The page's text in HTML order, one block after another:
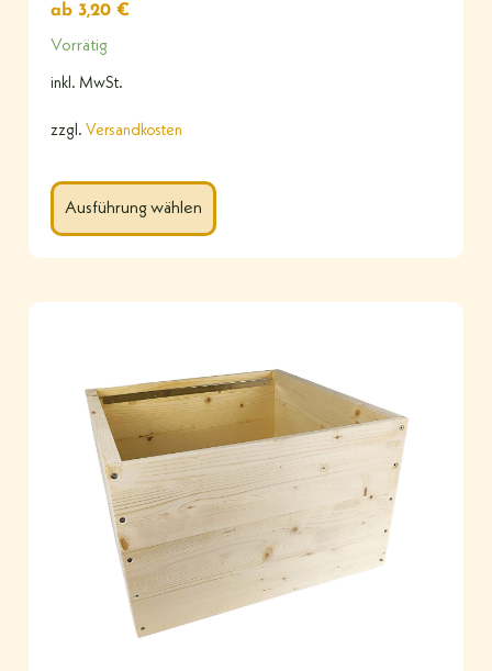
ab 3,20 €
Vorrätig
inkl. MwSt.
zzgl. Versandkosten
Ausführung wählen